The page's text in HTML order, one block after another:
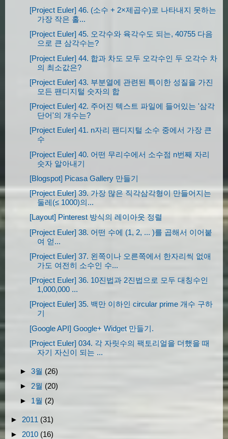
[Project Euler] 46. (소수 + 2×제곱수)로 나타내지 못하는
가장 작은 홀...
[Project Euler] 45. 오각수와 육각수도 되는, 40755 다음
으로 큰 삼각수는?
[Project Euler] 44. 합과 차도 모두 오각수인 두 오각수 차
의 최소값은?
[Project Euler] 43. 부분열에 관련된 특이한 성질을 가진
모든 팬디지털 숫자의 합
[Project Euler] 42. 주어진 텍스트 파일에 들어있는 '삼각
단어'의 개수는?
[Project Euler] 41. n자리 팬디지털 소수 중에서 가장 큰
수
[Project Euler] 40. 어떤 무리수에서 소수점 n번째 자리
숫자 알아내기
[Blogspot] Picasa Gallery 만들기
[Project Euler] 39. 가장 많은 직각삼각형이 만들어지는
둘레(≤ 1000)의...
[Layout] Pinterest 방식의 레이아웃 정렬
[Project Euler] 38. 어떤 수에 (1, 2, ... )를 곱해서 이어붙
여 얻...
[Project Euler] 37. 왼쪽이나 오른쪽에서 한자리씩 없애
가도 여전히 소수인 수...
[Project Euler] 36. 10진법과 2진법으로 모두 대칭수인
1,000,000 ...
[Project Euler] 35. 백만 이하인 circular prime 개수 구하
기
[Google API] Google+ Widget 만들기.
[Project Euler] 034. 각 자릿수의 팩토리얼을 더했을 때
자기 자신이 되는 ...
► 3월 (26)
► 2월 (20)
► 1월 (2)
► 2011 (31)
► 2010 (16)